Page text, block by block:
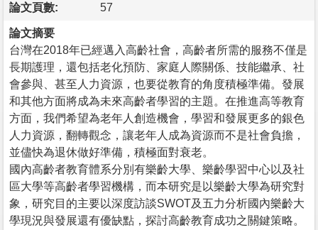
論文頁數: 57
論文摘要
台灣在2018年已經邁入高齡社會，高齡者所需的服務不僅是
長期護理，還包括老化預防、家庭人際關係、技能繼承、社
會參與、甚至人力資源，也要從教育的角度積極準備。發展
和其他方面將成為未來高齡者學習的主題。在推進高等教育
方面，我們希望為老年人創造機會，學習和發展更多的銀色
人力資源，翻轉觀念，讓老年人成為資源而不是社會負擔，
並儘快為退休做好準備，積極面對衰老。
國內高齡者教育體系分別有樂齡大學、樂齡學習中心以及社
區大學等高齡者學習機構，而本研究是以樂齡大學為研究對
象，研究目的主要以深度訪談SWOT及五力分析國內樂齡大
學現況與發展還有優缺點，探討高齡教育成功之關鍵策略。